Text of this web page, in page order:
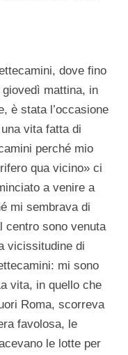
dove fino
mattina, in
è stata l’occasione
vita fatta di
perché mio
qua vicino» ci
a venire a
mi sembrava di
centro sono venuta
vicissitudine di
mi sono
vita, in quello che
Roma, scorreva
favolosa, le
le lotte per